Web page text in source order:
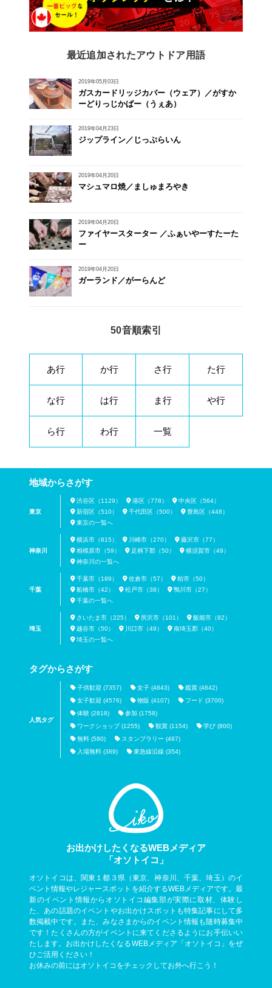
最近追加されたアウトドア用語
2019年05月03日
ガスカードリッジカバー（ウェア）／がすか
ーどりっじかばー（うぇあ）
2019年04月23日
ジップライン／じっぷらいん
2019年04月20日
マシュマロ焼／ましゅまろやき
2019年04月20日
ファイヤースターター ／ふぁいやーすたーた
ー
2019年04月20日
ガーランド／がーらんど
50音順索引
あ行 か行 さ行 た行
な行 は行 ま行 や行
ら行 わ行 一覧
地域からさがす
東京
渋谷区（1129） 港区（778）
中央区（564）
新宿区（510）
千代田区（500）
豊島区（448）
東京の一覧へ
神奈川
横浜市（815） 川崎市（270）
藤沢市（77）
相模原市（59）
足柄下郡（50）
横須賀市（49）
神奈川の一覧へ
千葉
千葉市（189） 佐倉市（57）
柏市（50）
船橋市（42）
松戸市（38）
鴨川市（27）
千葉の一覧へ
埼玉
さいたま市（225） 所沢市（101）
飯能市（82）
越谷市（50）
川口市（49）
南埼玉郡（40）
埼玉の一覧へ
タグからさがす
人気タグ
子供歓迎 (7357) 女子 (4843)
鑑賞 (4842)
女子歓迎 (4576)
物販 (4107)
フード (3700)
体験 (2818)
参加 (1758)
ワークショップ (1255)
観賞 (1154)
学び (800)
無料 (580)
スタンプラリー (487)
入場無料 (389)
東急線沿線 (354)
お出かけしたくなるWEBメディア
「オソトイコ」
オソトイコは、関東１都３県（東京、神奈川、千葉、埼玉）のイ
ベント情報やレジャースポットを紹介するWEBメディアです。最
新のイベント情報からオソトイコ編集部が実際に取材、体験し
た、あの話題のイベントやお出かけスポットも特集記事にして多
数掲載中です。また、みなさまからのイベント情報も随時募集中
です！たくさんの方がイベントに来てくださるようにお手伝いい
たします。お出かけしたくなるWEBメディア「オソトイコ」をぜ
ひご活用ください！
お休みの前にはオソトイコをチェックしてお外へ行こう！